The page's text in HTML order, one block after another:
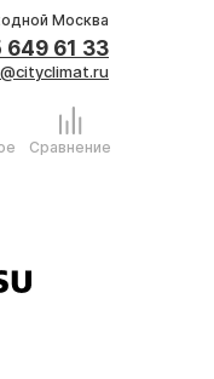
649 61 33
Москва
Сравнение